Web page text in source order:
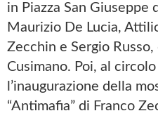
in Piazza San Giuseppe
Maurizio De Lucia,
Zecchin e Sergio
Cusimano. Poi, al circolo
l’inaugurazione della
“Antimafia” di Franco